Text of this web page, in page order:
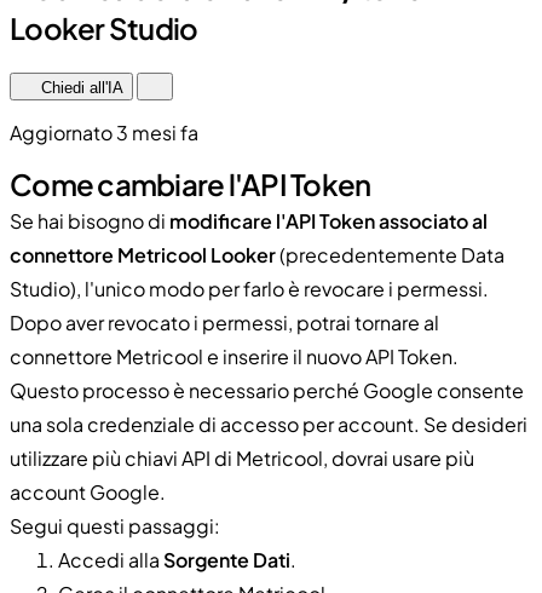
Looker Studio
Chiedi all'IA
Aggiornato 3 mesi fa
Come cambiare l'API Token
Se hai bisogno di modificare l'API Token associato al
connettore Metricool Looker(precedentemente Data
Studio), l'unico modo per farlo è revocare i permessi.
Dopo aver revocato i permessi, potrai tornare al
connettore Metricool e inserire il nuovo API Token.
Questo processo è necessario perché Google consente
una sola credenziale di accesso per account. Se desideri
utilizzare più chiavi API di Metricool, dovrai usare più
account Google.
Segui questi passaggi:
Accedi alla Sorgente Dati.